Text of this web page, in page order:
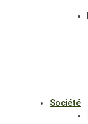
Société